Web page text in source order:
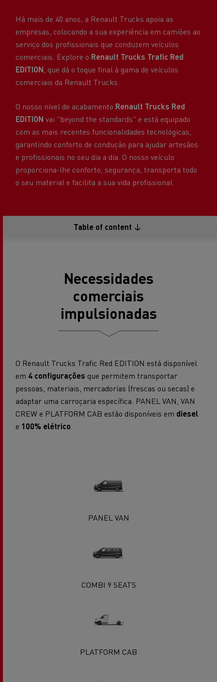
Há mais de 40 anos, a Renault Trucks apoia as
empresas, colocando a sua experiência em camiões ao
serviço dos profissionais que conduzem veículos
comerciais. Explore o Renault Trucks Trafic Red
EDITION , que dá o toque final à gama de veículos
comerciais da Renault Trucks.
O nosso nível de acabamento Renault Trucks Red
EDITION vai "beyond the standards" e está equipado
com as mais recentes funcionalidades tecnológicas,
garantindo conforto de condução para ajudar artesãos
e profissionais no seu dia a dia. O nosso veículo
proporciona-lhe conforto, segurança, transporta todo
o seu material e facilita a sua vida profissional.
Table of content
Necessidades
comerciais
impulsionadas
O Renault Trucks Trafic Red EDITION está disponível
em 4 configurações que permitem transportar
pessoas, materiais, mercadorias (frescas ou secas) e
adaptar uma carroçaria específica. PANEL VAN, VAN
CREW e PLATFORM CAB estão disponíveis em diesel
e 100% elétrico.
PANEL VAN
COMBI 9 SEATS
PLATFORM CAB